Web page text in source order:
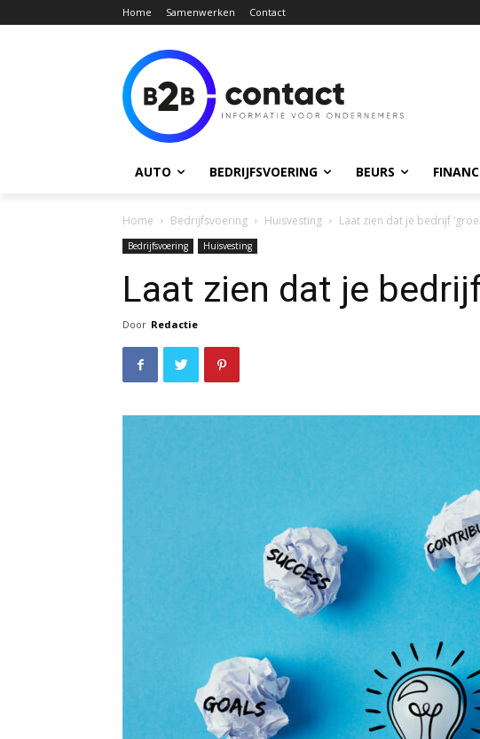
Home Samenwerken Contact
AUTO BEDRIJFSVOERING BEURS
Home Bedrijfsvoering Huisvesting Laat zien dat je bedrijf
Bedrijfsvoering Huisvesting
Laat zien dat je bedrijf
Door Redactie